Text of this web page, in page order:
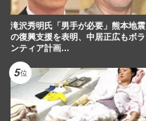
滝沢秀明氏「男手が必要」熊本地震
の復興支援を表明、中居正広もボラ
ンティア計画…